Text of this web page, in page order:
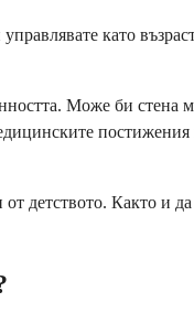
като
Може би
детството. Както и